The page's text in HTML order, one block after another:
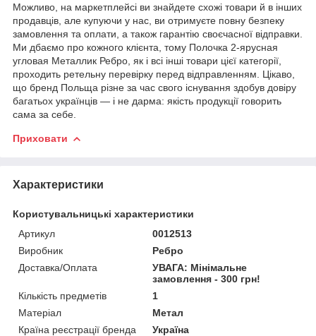
Можливо, на маркетплейсі ви знайдете схожі товари й в інших
продавців, але купуючи у нас, ви отримуєте повну безпеку
замовлення та оплати, а також гарантію своєчасної відправки.
Ми дбаємо про кожного клієнта, тому Полочка 2-ярусная
угловая Металлик Ребро, як і всі інші товари цієї категорії,
проходить ретельну перевірку перед відправленням. Цікаво,
що бренд Польща різне за час свого існування здобув довіру
багатьох українців — і не дарма: якість продукції говорить
сама за себе.
Приховати
Характеристики
Користувальницькі характеристики
Артикул
0012513
Виробник
Ребро
Доставка/Оплата
УВАГА: Мінімальне
замовлення - 300 грн!
Кількість предметів
1
Матеріал
Метал
Країна реєстрації бренда
Україна